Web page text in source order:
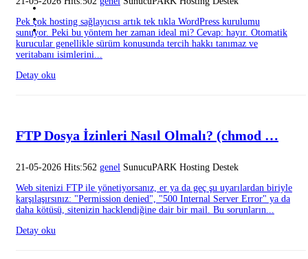
Pek çok hosting sağlayıcısı artık tek tıkla WordPress kurulumu
sunuyor. Peki bu yöntem her zaman ideal mi? Cevap: hayır. Otomatik
kurucular genellikle sürüm konusunda tercih hakkı tanımaz ve
veritabanı isimlerini...
Detay oku
FTP Dosya İzinleri Nasıl Olmalı? (chmod …
21-05-2026 Hits:562 genel SunucuPARK Hosting Destek
Web sitenizi FTP ile yönetiyorsanız, er ya da geç şu uyarılardan biriyle
karşılaşırsınız: "Permission denied", "500 Internal Server Error" ya da
daha kötüsü, sitenizin hacklendiğine dair bir mail. Bu sorunların...
Detay oku